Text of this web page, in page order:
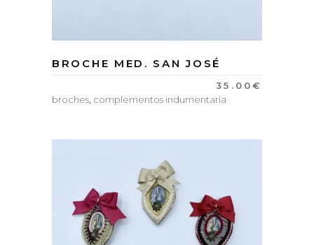
BROCHE MED. SAN JOSÉ
35.00€
broches, complementos indumentaria